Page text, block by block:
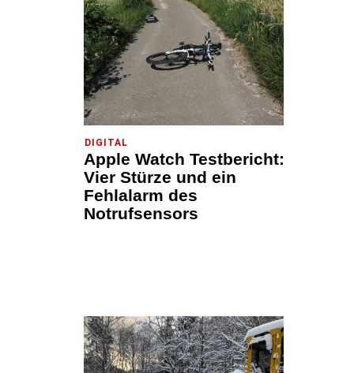
DIGITAL
Apple Watch Testbericht:
Vier Stürze und ein
Fehlalarm des
Notrufsensors